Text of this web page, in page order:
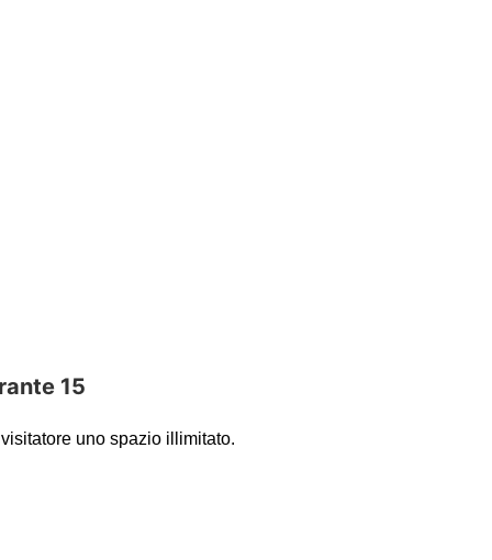
uno spazio illimitato.